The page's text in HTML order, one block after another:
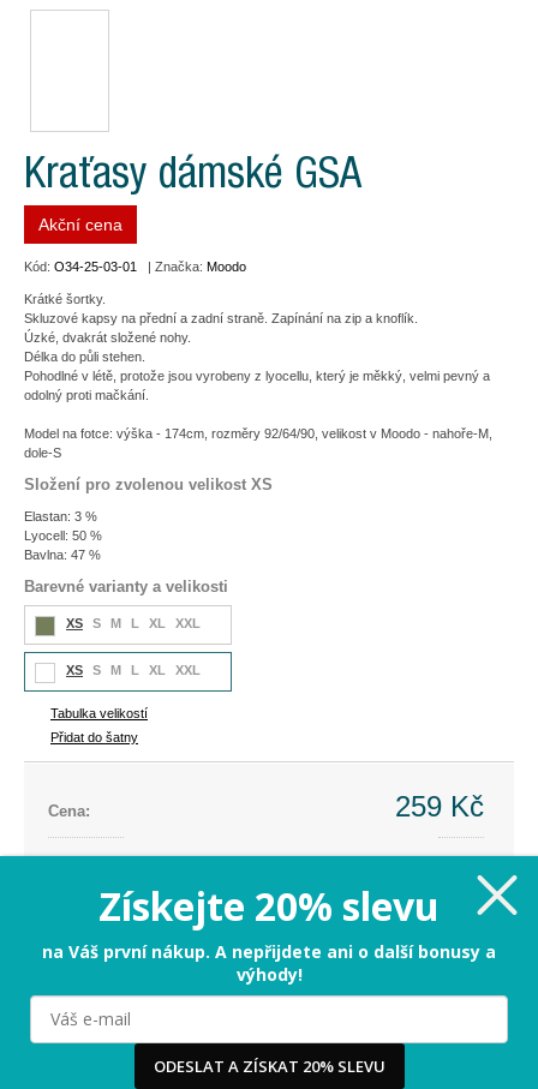
Kraťasy dámské GSA
Akční cena
Kód: O34-25-03-01 | Značka: Moodo
Krátké šortky.
Skluzové kapsy na přední a zadní straně. Zapínání na zip a knoflík.
Úzké, dvakrát složené nohy.
Délka do půli stehen.
Pohodlné v létě, protože jsou vyrobeny z lyocellu, který je měkký, velmi pevný a
odolný proti mačkání.
Model na fotce: výška - 174cm, rozměry 92/64/90, velikost v Moodo - nahoře-M,
dole-S
Složení pro zvolenou velikost XS
Elastan: 3 %
Lyocell: 50 %
Bavlna: 47 %
Barevné varianty a velikosti
XS S M L XL XXL
XS S M L XL XXL
Tabulka velikostí
Přidat do šatny
Cena: 259 Kč
-440 Kč (-63%)
PŘIDAT DO KOŠÍKU
Tabulka velikostí
Milujeme cookies!
Používáme cookies, abychom vám nabídli ten nejlepší
Získejte 20% slevu
na Váš první nákup. A nepřijdete ani o další bonusy a
výhody!
ODESLAT A ZÍSKAT 20% SLEVU